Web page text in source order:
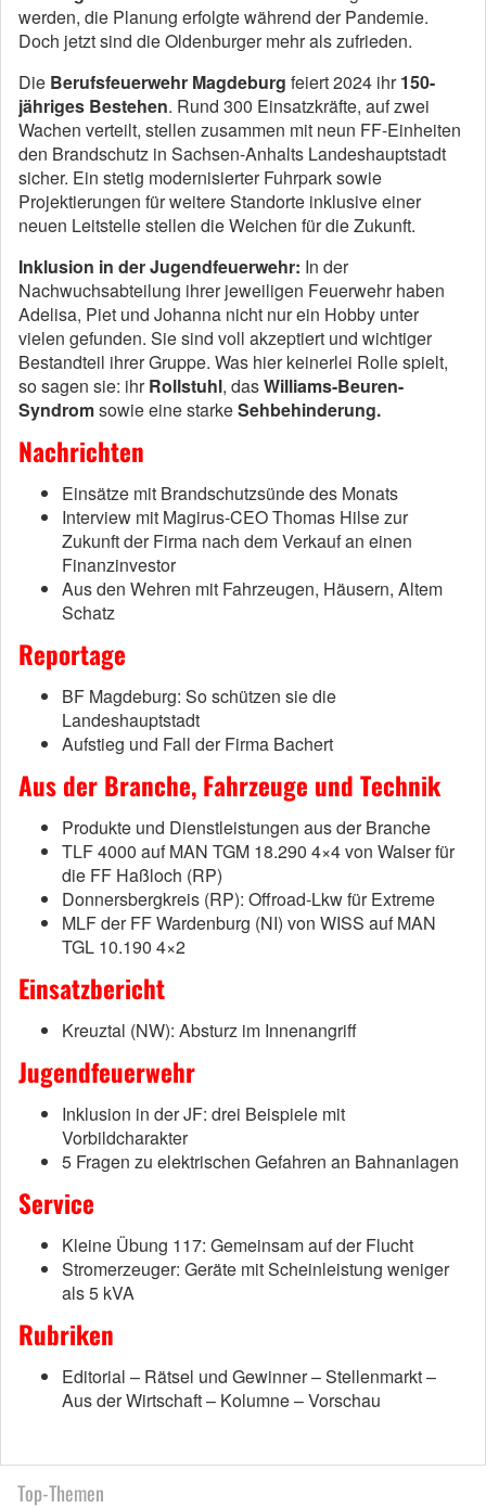
werden, die Planung erfolgte während der Pandemie.
Doch jetzt sind die Oldenburger mehr als zufrieden.
Die Berufsfeuerwehr Magdeburg feiert 2024 ihr150-
jähriges Bestehen. Rund 300 Einsatzkräfte, auf zwei
Wachen verteilt, stellen zusammen mit neun FF-Einheiten
den Brandschutz in Sachsen-Anhalts Landeshauptstadt
sicher. Ein stetig modernisierter Fuhrpark sowie
Projektierungen für weitere Standorte inklusive einer
neuen Leitstelle stellen die Weichen für die Zukunft.
Inklusion in der Jugendfeuerwehr: In der
Nachwuchsabteilung ihrer jeweiligen Feuerwehr haben
Adelisa, Piet und Johanna nicht nur ein Hobby unter
vielen gefunden. Sie sind voll akzeptiert und wichtiger
Bestandteil ihrer Gruppe. Was hier keinerlei Rolle spielt,
so sagen sie: ihrRollstuhl, dasWilliams-Beuren-
Syndromsowie eine starkeSehbehinderung.
Nachrichten
Einsätze mit Brandschutzsünde des Monats
Interview mit Magirus-CEO Thomas Hilse zur
Zukunft der Firma nach dem Verkauf an einen
Finanzinvestor
Aus den Wehren mit Fahrzeugen, Häusern, Altem
Schatz
Reportage
BF Magdeburg: So schützen sie die
Landeshauptstadt
Aufstieg und Fall der Firma Bachert
Aus der Branche, Fahrzeuge und Technik
Produkte und Dienstleistungen aus der Branche
TLF 4000 auf MAN TGM 18.290 4×4 von Walser für
die FF Haßloch (RP)
Donnersbergkreis (RP): Offroad-Lkw für Extreme
MLF der FF Wardenburg (NI) von WISS auf MAN
TGL 10.190 4×2
Einsatzbericht
Kreuztal (NW): Absturz im Innenangriff
Jugendfeuerwehr
Inklusion in der JF: drei Beispiele mit
Vorbildcharakter
5 Fragen zu elektrischen Gefahren an Bahnanlagen
Service
Kleine Übung 117: Gemeinsam auf der Flucht
Stromerzeuger: Geräte mit Scheinleistung weniger
als 5 kVA
Rubriken
Editorial – Rätsel und Gewinner – Stellenmarkt –
Aus der Wirtschaft – Kolumne – Vorschau
Top-Themen